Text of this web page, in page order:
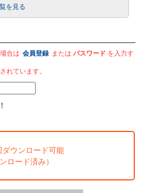
を見る
合は 会員登録 またはパスワード を入力す
れています。
ダウンロード可能
ロード済み）